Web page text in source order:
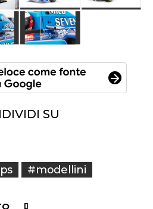
SU
#modellini